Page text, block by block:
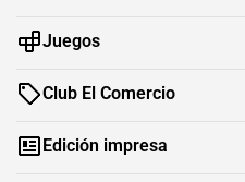
Juegos
Club El Comercio
Edición impresa